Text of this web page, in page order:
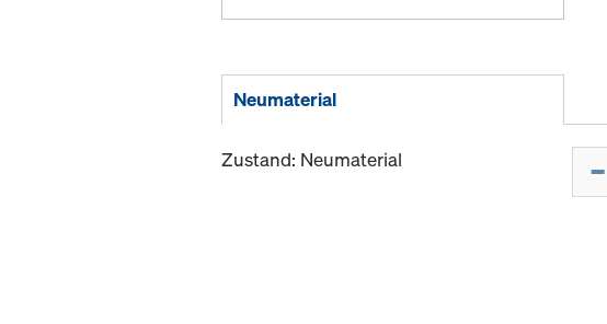
Neumaterial
Zustand: Neumaterial